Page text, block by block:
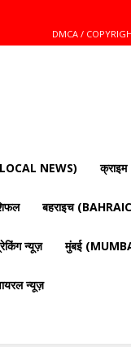
DMCA /
NEWS)
बहराइच
न्यूज़ मुंबई
न्यूज़